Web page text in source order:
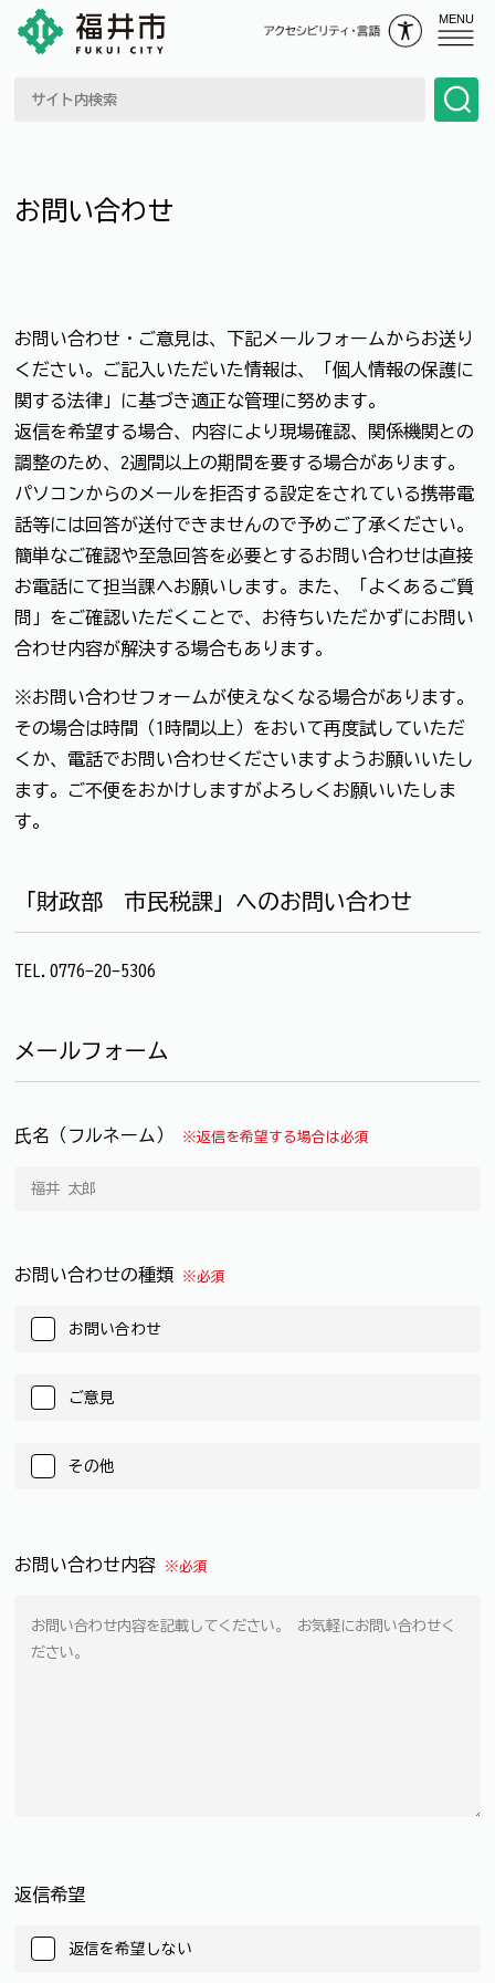
MENU
お問い合わせ
お問い合わせ・ご意見は、下記メールフォームからお送り
ください。ご記入いただいた情報は、「個人情報の保護に
関する法律」に基づき適正な管理に努めます。
返信を希望する場合、内容により現場確認、関係機関との
調整のため、2週間以上の期間を要する場合があります。
パソコンからのメールを拒否する設定をされている携帯電
話等には回答が送付できませんので予めご了承ください。
簡単なご確認や至急回答を必要とするお問い合わせは直接
お電話にて担当課へお願いします。また、「よくあるご質
問」をご確認いただくことで、お待ちいただかずにお問い
合わせ内容が解決する場合もあります。
※お問い合わせフォームが使えなくなる場合があります。
その場合は時間（1時間以上）をおいて再度試していただ
くか、電話でお問い合わせくださいますようお願いいたし
ます。ご不便をおかけしますがよろしくお願いいたしま
す。
「財政部 市民税課」へのお問い合わせ
TEL.0776-20-5306
メールフォーム
氏名（フルネーム） ※返信を希望する場合は必須
お問い合わせの種類 ※必須
お問い合わせ
ご意見
その他
お問い合わせ内容 ※必須
返信希望
返信を希望しない